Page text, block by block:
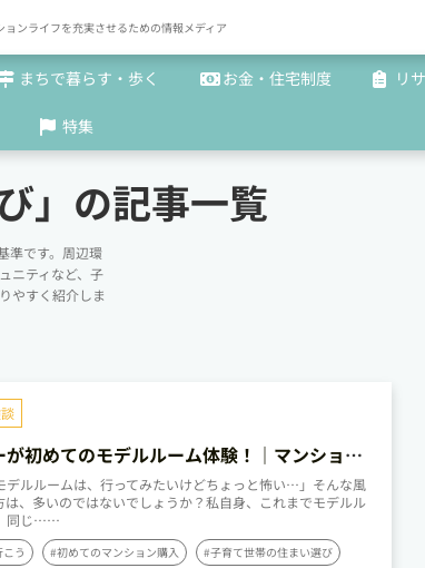
ンライフを充実させるための情報メディア
まちで暮らす・歩く お金・住宅制度 リ
特集
」の記事一覧
準です。周辺環
ニティなど、子
やすく紹介しま
が初めてのモデルルーム体験！｜マンション
デルルームは、行ってみたいけどちょっと怖い…」そんな風
は、多いのではないでしょうか？私自身、これまでモデルル
同じ……
う #初めてのマンション購入 #子育て世帯の住まい選び